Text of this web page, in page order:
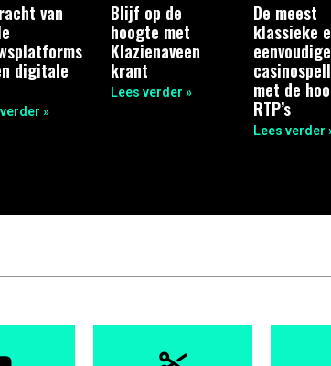
van
digitale
»
Blijf op de
hoogte met
Klazienaveen
krant
Lees verder »
De meest
klassieke
eenvoudige
met de
RTP’s
Lees verder